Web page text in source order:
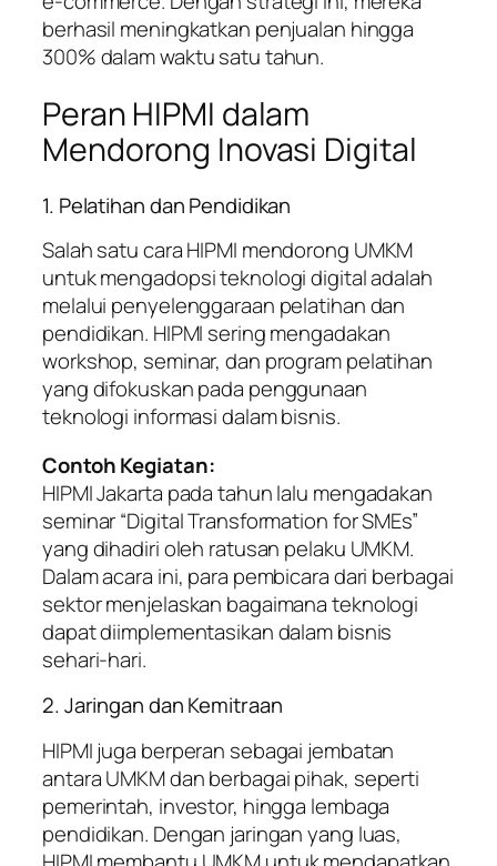
berhasil meningkatkan penjualan hingga
300% dalam waktu satu tahun.
Peran HIPMI dalam
Mendorong Inovasi Digital
1. Pelatihan dan Pendidikan
Salah satu cara HIPMI mendorong UMKM
untuk mengadopsi teknologi digital adalah
melalui penyelenggaraan pelatihan dan
pendidikan. HIPMI sering mengadakan
workshop, seminar, dan program pelatihan
yang difokuskan pada penggunaan
teknologi informasi dalam bisnis.
Contoh Kegiatan:
HIPMI Jakarta pada tahun lalu mengadakan
seminar “Digital Transformation for SMEs”
yang dihadiri oleh ratusan pelaku UMKM.
Dalam acara ini, para pembicara dari berbagai
sektor menjelaskan bagaimana teknologi
dapat diimplementasikan dalam bisnis
sehari-hari.
2. Jaringan dan Kemitraan
HIPMI juga berperan sebagai jembatan
antara UMKM dan berbagai pihak, seperti
pemerintah, investor, hingga lembaga
pendidikan. Dengan jaringan yang luas,